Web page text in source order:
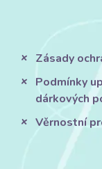
Zásady
Podmínky
dárkových
Věrnostní